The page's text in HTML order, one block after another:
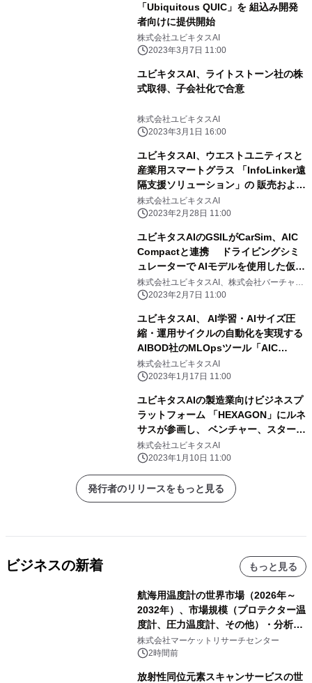
「Ubiquitous QUIC」を 組込み開発
者向けに提供開始
株式会社ユビキタスAI
2023年3月7日 11:00
ユビキタスAI、ライトストーン社の株
式取得、子会社化で合意
株式会社ユビキタスAI
2023年3月1日 16:00
ユビキタスAI、ウエストユニティスと
産業用スマートグラス 「InfoLinker遠
隔支援ソリューション」の 販売および
事業連携について合意
株式会社ユビキタスAI
2023年2月28日 11:00
ユビキタスAIのGSILがCarSim、AIC
Compactと連携 ドライビングシミ
ュレーターで AIモデルを使用した仮想
ECUを検証可能に
株式会社ユビキタスAI、株式会社バーチャル
メカニクス、株式会社AIBOD
2023年2月7日 11:00
ユビキタスAI、 AI学習・AIサイズ圧
縮・運用サイクルの自動化を実現する
AIBOD社のMLOpsツール「AIC
Compact」を 1月17日(火)に提供開始
株式会社ユビキタスAI
2023年1月17日 11:00
ユビキタスAIの製造業向けビジネスプ
ラットフォーム 「HEXAGON」にルネ
サスが参画し、 ベンチャー、スタート
アップや教育機関の活動を支援
株式会社ユビキタスAI
2023年1月10日 11:00
発行者のリリースをもっと見る
ビジネスの新着 もっと見る
航海用温度計の世界市場（2026年～
2032年）、市場規模（プロテクター温
度計、圧力温度計、その他）・分析レ
ポートを発表
株式会社マーケットリサーチセンター
2時間前
放射性同位元素スキャンサービスの世